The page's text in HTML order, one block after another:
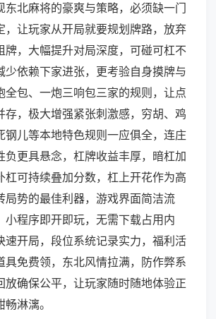
东北麻将的豪爽与策略，必须缺一门
，让玩家从开局就要规划牌路，放弃
牌，大幅提升对局深度，可碰可杠不
少依赖下家进张，更考验自身摸牌与
全包、一炮三响包三家的规则，让点
存，极大增强紧张刺激感，穷胡、鸡
钢儿等本地特色规则一应俱全，连庄
负更具悬念，杠牌收益丰厚，暗杠加
杠可持续叠加分数，杠上开花作为高
局势的最佳利器，游戏界面简洁流
小程序即开即玩，无需下载占用内
速开局，段位系统记录实力，福利活
具免费领，东北风情拉满，防作弊系
放确保公平，让玩家随时随地体验正
淋漓。